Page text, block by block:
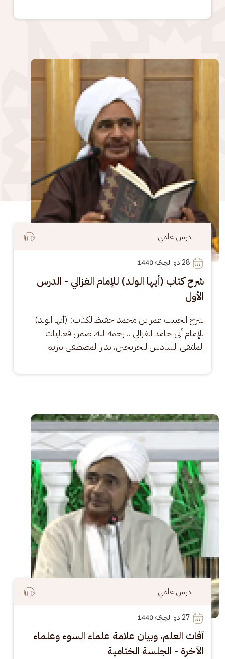
الصورة
درس علمي
28
شرح كتاب (أيها الولد) للإمام الغزالي - الدرس
الأول
شرح الحبيب عمر بن محمد حفيظ لكتاب: (أيها الولد)
للإمام أبي حامد الغزالي .. رحمه الله، ضمن فعاليات
الملتقى السادس للخريجين، بدار المصطفى بتريم
الصورة
درس علمي
27
آفات العلم، وبيان علامة علماء السوء وعلماء
الآخرة - الجلسة الختامية